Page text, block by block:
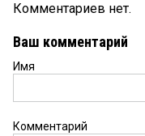
Комментариев нет.
Ваш комментарий
Имя
Комментарий